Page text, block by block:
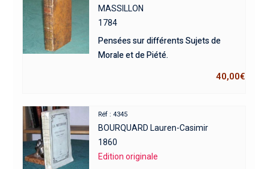
MASSILLON
1784
Pensées sur différents Sujets de
Morale et de Piété.
40,00€
Réf : 4345
BOURQUARD Lauren-Casimir
1860
Edition originale